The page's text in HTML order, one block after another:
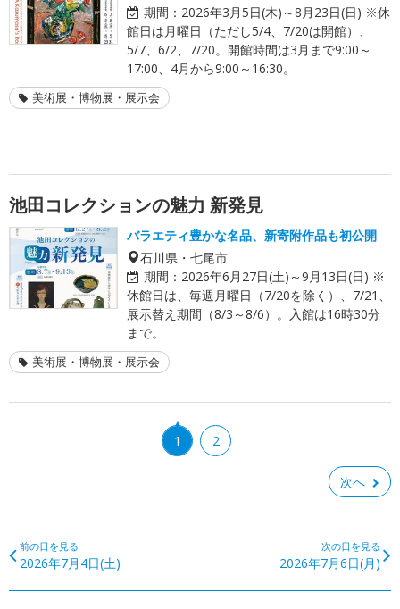
期間： 2026年3月5日(木)～8月23日(日) ※休
館日は月曜日（ただし5/4、7/20は開館）、
5/7、6/2、7/20。開館時間は3月まで9:00～
17:00、4月から9:00～16:30。
美術展・博物展・展示会
池田コレクションの魅力 新発見
バラエティ豊かな名品、新寄附作品も初公開
石川県・七尾市
期間： 2026年6月27日(土)～9月13日(日) ※
休館日は、毎週月曜日（7/20を除く）、7/21、
展示替え期間（8/3～8/6）。入館は16時30分
まで。
美術展・博物展・展示会
1 2
次へ
前の日を見る
2026年7月4日(土)
次の日を見る
2026年7月6日(月)